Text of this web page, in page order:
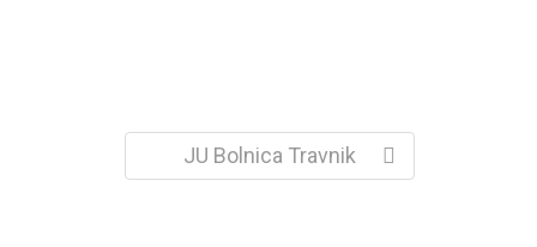
JU Bolnica Travnik